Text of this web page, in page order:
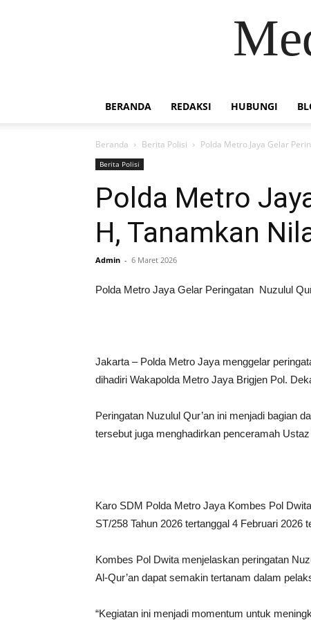
BERANDA REDAKSI HUBUNGI
Beranda Berita Polisi Polda Metro Jaya Gelar
Berita Polisi
Polda Metro
H, Tanamkan
Admin - 6 Maret 2026
Polda Metro Jaya Gelar Peringatan Nuzulul
Jakarta – Polda Metro Jaya menggelar
dihadiri Wakapolda Metro Jaya Brigjen Pol.
Peringatan Nuzulul Qur’an ini menjadi bagian
tersebut juga menghadirkan penceramah
Karo SDM Polda Metro Jaya Kombes Pol
ST/258 Tahun 2026 tertanggal 4 Februari
Kombes Pol Dwita menjelaskan peringatan
Al-Qur’an dapat semakin tertanam dalam
“Kegiatan ini menjadi momentum untuk